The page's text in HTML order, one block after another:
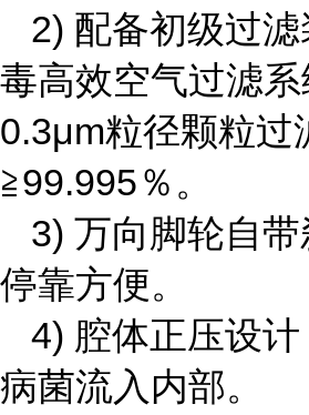
2) 配备初级过
毒高效空气过滤
0.3μm粒径颗粒过
≧99.995％。
3) 万向脚轮自
停靠方便。
4) 腔体正压设
病菌流入内部。